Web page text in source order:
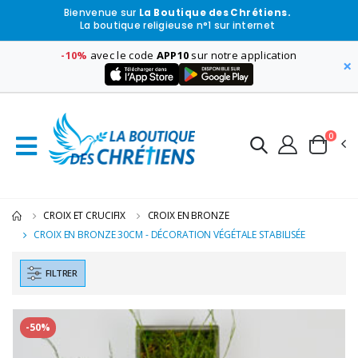
Bienvenue sur La Boutique des Chrétiens.
La boutique religieuse n°1 sur internet
-10% avec le code APP10 sur notre application
×
0
CROIX ET CRUCIFIX
CROIX EN BRONZE
CROIX EN BRONZE 30CM - DÉCORATION VÉGÉTALE STABILISÉE
FILTRER
-50%